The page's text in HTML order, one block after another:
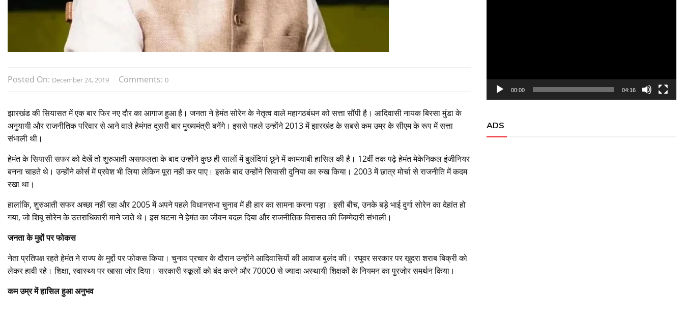
Posted On: December 24, 2019 Comments: 0
झारखंड की सियासत में एक बार फिर नए दौर का आगाज हुआ है। जनता ने हेमंत सोरेन के नेतृत्व वाले महागठबंधन को सत्ता सौंपी है। आदिवासी नायक बिरसा मुंडा के
अनुयायी और राजनीतिक परिवार से आने वाले हेमंगत दूसरी बार मुख्यमंत्री बनेंगे। इससे पहले उन्होंने 2013 में झारखंड के सबसे कम उम्र के सीएम के रूप में सत्ता
संभाली थी।
हेमंत के सियासी सफर को देखें तो शुरुआती असफलता के बाद उन्होंने कुछ ही सालों में बुलंदियां छूने में कामयाबी हासिल की है। 12वीं तक पढ़े हेमंत मेकेनिकल इंजीनियर
बनना चाहते थे। उन्होंने कोर्स में प्रवेश भी लिया लेकिन पूरा नहीं कर पाए। इसके बाद उन्होंने सियासी दुनिया का रुख किया। 2003 में छात्र मोर्चा से राजनीति में कदम
रखा था।
हालांकि, शुरुआती सफर अच्छा नहीं रहा और 2005 में अपने पहले विधानसभा चुनाव में ही हार का सामना करना पड़ा। इसी बीच, उनके बड़े भाई दुर्गा सोरेन का देहांत हो
गया, जो शिबू सोरेन के उत्तराधिकारी माने जाते थे। इस घटना ने हेमंत का जीवन बदल दिया और राजनीतिक विरासत की जिम्मेदारी संभाली।
जनता के मुद्दों पर फोकस
नेता प्रतिपक्ष रहते हेमंत ने राज्य के मुद्दों पर फोकस किया। चुनाव प्रचार के दौरान उन्होंने आदिवासियों की आवाज बुलंद की। रघुवर सरकार पर खुदरा शराब बिक्री को
लेकर हावी रहे। शिक्षा, स्वास्थ्य पर खासा जोर दिया। सरकारी स्कूलों को बंद करने और 70000 से ज्यादा अस्थायी शिक्षकों के नियमन का पुरजोर समर्थन किया।
कम उम्र में हासिल हुआ अनुभव
00:00 04:16
ADS